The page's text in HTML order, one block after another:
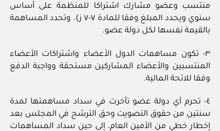
منتسب وعضو مشارك اشتراكا للمنظمة على أساس
سنوي ويحدد المبلغ وفقا للمادة ٧-٧ ز). وتحدد المساهمة
بالقيمة نفسها لكل دولة عضو.
٣- تكون مساهمات الدول الأعضاء واشتراكات الأعضاء
المنتسبين والأعضاء المشاركين مستحقة وواجبة الدفع
وفقا للائحة المالية.
٤- تحرم أي دولة عضو تأخرت في سداد مساهمتها لمدة
سنتين من حقوق التصويت وحق الترشح في المجلس بعد
إخطار خطي من الأمين العام، إلى حين سداد المساهمات